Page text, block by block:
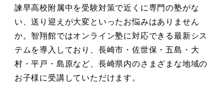
諫早高校附属中を受験対策で近くに専門の塾がな
い、送り迎えが大変といったお悩みはありません
か。智翔館ではオンライン塾に対応できる最新シス
テムを導入しており、長崎市・佐世保・五島・大
村・平戸・島原など、長崎県内のさまざまな地域の
お子様に受講していただけます。